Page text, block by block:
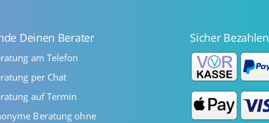
Deinen Berater
am Telefon
per Chat
auf Termin
Beratung ohne
Sicher Bezahlen